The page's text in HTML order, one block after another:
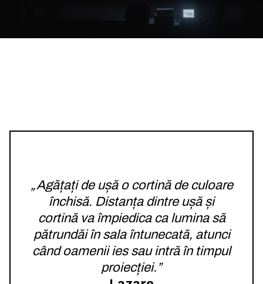
„Agățați de ușă o cortină de culoare
închisă. Distanța dintre ușă și
cortină va împiedica ca lumina să
pătrundăi în sala întunecată, atunci
când oamenii ies sau intră în timpul
proiecției.”